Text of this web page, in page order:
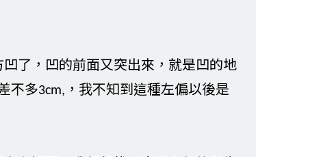
了，凹的前面又突出來，就是凹的地
不多3cm,，我不知到這種左偏以後是